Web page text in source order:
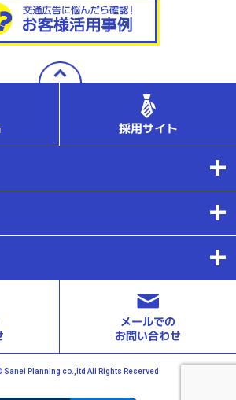
Sanei Planning co.,ltd All Rights Reserved.